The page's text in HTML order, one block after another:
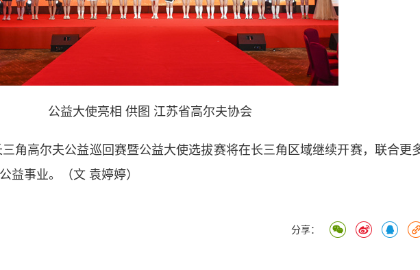
公益大使亮相 供图 江苏省高尔夫协会
高尔夫公益巡回赛暨公益大使选拔赛将在长三角区域继续开赛，联合更
益事业。（文 袁婷婷）
分享：